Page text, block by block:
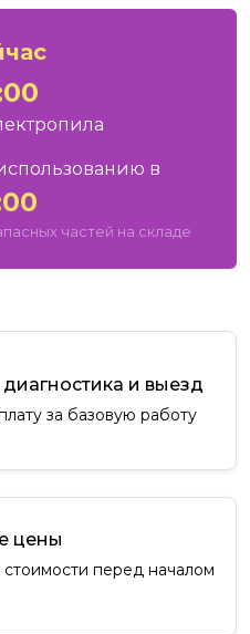
в
частей на складе
диагностика и выезд
за базовую работу
цены
стоимости перед началом